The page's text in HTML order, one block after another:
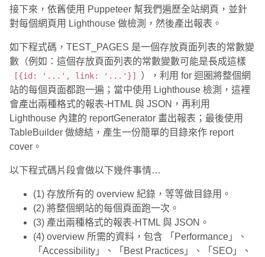
接下來，依舊使用 Puppeteer 幫我們遍歷全站網頁，並針
對每個網頁用 Lighthouse 做檢測，然後產出報表。
如下程式碼，TEST_PAGES 是一個存放頁面列表的常數變
數（例如：這個存放頁面列表的常數變數可能是長成這樣
[{id: '...', link: '...'}]
），利用 for 迴圈將整個網
站的每個頁面都跑一遍；當中使用 Lighthouse 檢測，這裡
會產出兩種格式的報表-HTML 與 JSON，再利用
Lighthouse 內建的 reportGenerator 畫出報表；最後使用
TableBuilder 做總結，產生一份簡單的目錄來作 report
cover。
以下程式碼片段會做以下幾件事情…
(1) 存放所有的 overview 紀錄，等等做目錄用。
(2) 將整個網站的每個頁面跑一次。
(3) 產出兩種格式的報表-HTML 與 JSON。
(4) overview 所需的資料，包含 「Performance」、
「Accessibility」、「Best Practices」、「SEO」、